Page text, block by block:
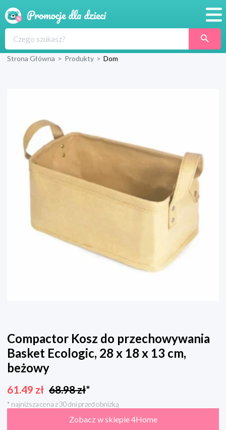
Produkty
Wyprawka
Strona Główna > Produkty > Dom
Compactor Kosz do przechowywania
Basket Ecologic, 28 x 18 x 13 cm,
beżowy
61.49 zł 68.98zł*
* najniższa cena z 30 dni przed obniżką
Zobacz w sklepie 4Home